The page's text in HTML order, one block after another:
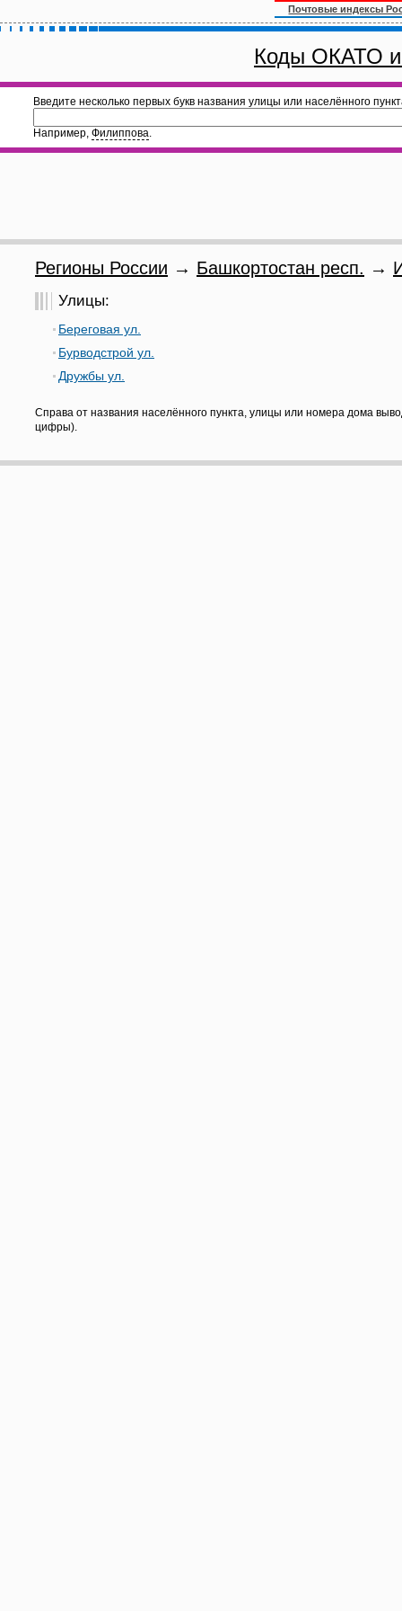
Почтовые индексы
Коды ОКАТО
Введите несколько первых букв названия улицы или населённого
Например, Филиппова.
Регионы России → Башкортостан респ. →
Улицы:
Береговая ул.
Бурводстрой ул.
Дружбы ул.
Справа от названия населённого пункта, улицы или номера дома
цифры).